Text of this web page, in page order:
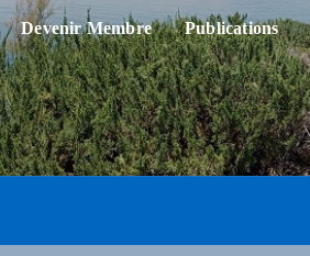
Devenir Membre Publications